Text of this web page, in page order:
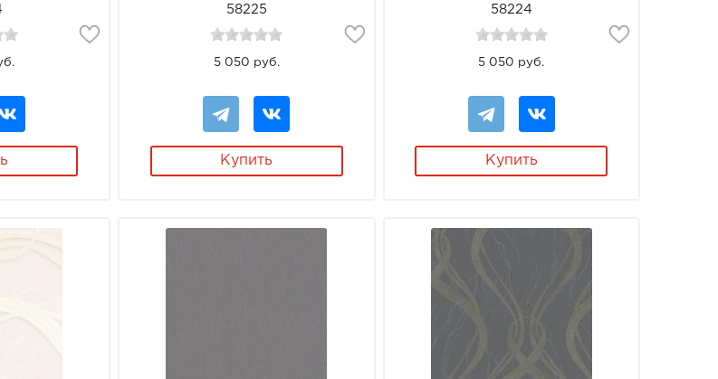
58225
5 050 руб.
Купить
58224
5 050 руб.
Купить